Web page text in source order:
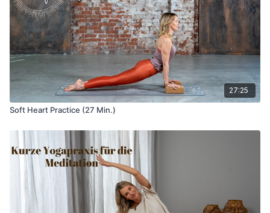
27:25
Soft Heart Practice (27 Min.)